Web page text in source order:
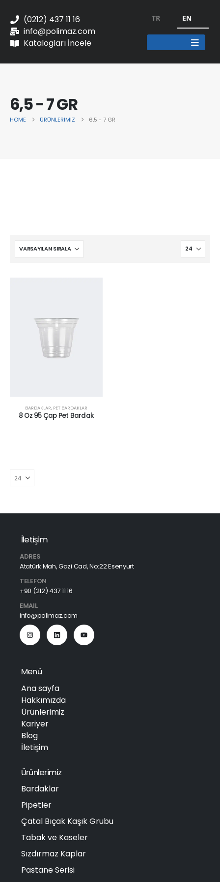
(0212) 437 11 16
info@polimaz.com
Katalogları İncele
TR EN
6,5 - 7 GR
HOME ÜRÜNLERIMIZ 6,5 - 7 GR
BARDAKLAR, PET BARDAKLAR
8 Oz 95 Çap Pet Bardak
İletişim
ADRES
Atatürk Mah, Gazi Cad, No:22 Esenyurt
TELEFON
+90 (212) 437 11 16
EMAIL
info@polimaz.com
Menü
Ana sayfa
Hakkımızda
Ürünlerimiz
Kariyer
Blog
İletişim
Ürünlerimiz
Bardaklar
Pipetler
Çatal Bıçak Kaşık Grubu
Tabak ve Kaseler
Sızdırmaz Kaplar
Pastane Serisi